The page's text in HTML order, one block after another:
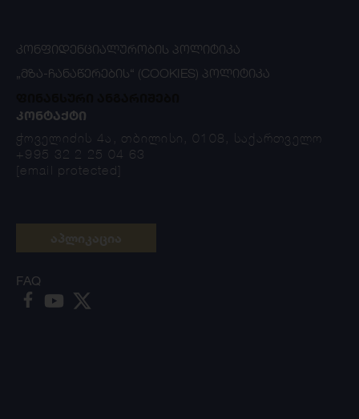
ᲙᲝᲜᲤᲘᲓᲔᲜᲪᲘᲐᲚᲣᲠᲝᲑᲘᲡ ᲞᲝᲚᲘᲢᲘᲙᲐ
„ᲛᲖᲐ-ᲩᲐᲜᲐᲬᲔᲠᲔᲑᲘᲡ“ (COOKIES) ᲞᲝᲚᲘᲢᲘᲙᲐ
ᲙᲝᲜᲢᲐᲥᲢᲘ
ჭოველიძის 4ა, თბილისი, 0108, საქართველო
+995 32 2 25 04 63
[email protected]
FAQ